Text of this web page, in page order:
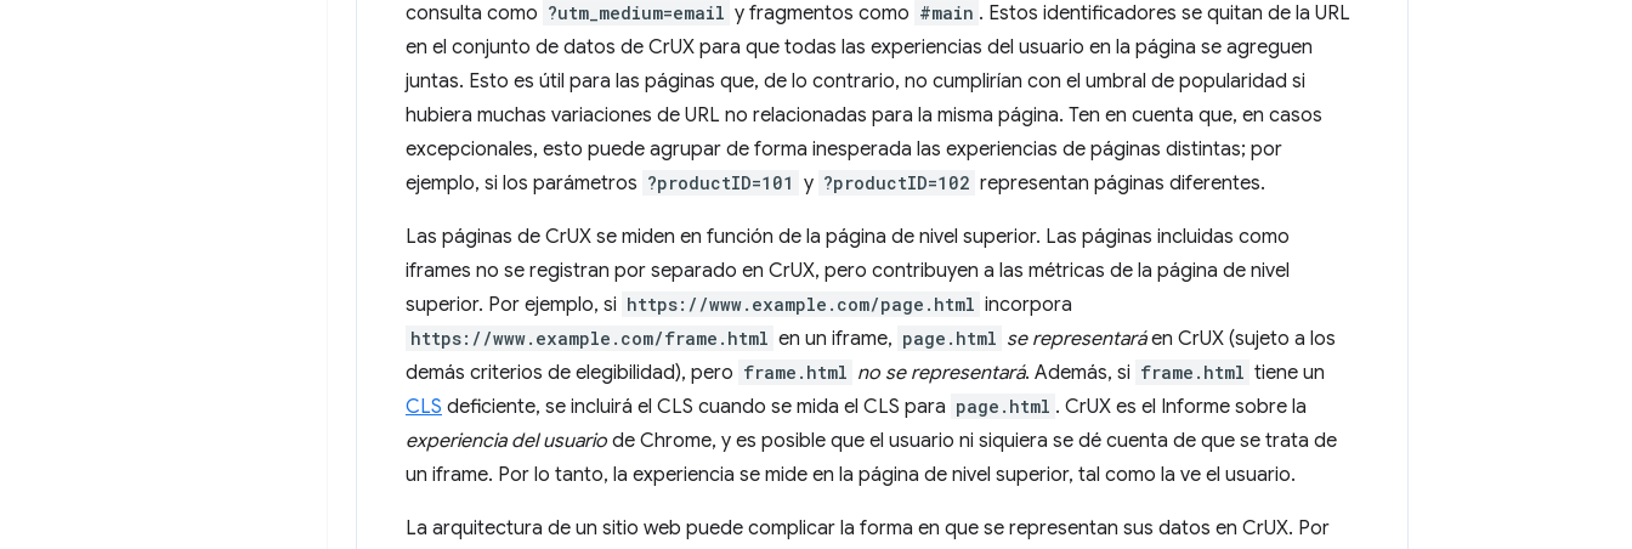
consulta como ?utm_medium=email y fragmentos como #main . Estos identificadores se quitan de la URL
en el conjunto de datos de CrUX para que todas las experiencias del usuario en la página se agreguen
juntas. Esto es útil para las páginas que, de lo contrario, no cumplirían con el umbral de popularidad si
hubiera muchas variaciones de URL no relacionadas para la misma página. Ten en cuenta que, en casos
excepcionales, esto puede agrupar de forma inesperada las experiencias de páginas distintas; por
ejemplo, si los parámetros ?productID=101 y ?productID=102 representan páginas diferentes.
Las páginas de CrUX se miden en función de la página de nivel superior. Las páginas incluidas como
iframes no se registran por separado en CrUX, pero contribuyen a las métricas de la página de nivel
superior. Por ejemplo, si https://www.example.com/page.html incorpora
https://www.example.com/frame.html en un iframe, page.html se representaráen CrUX (sujeto a los
demás criterios de elegibilidad), pero frame.html no se representará. Además, si frame.html tiene un
CLS deficiente, se incluirá el CLS cuando se mida el CLS para page.html . CrUX es el Informe sobre la
experiencia del usuario de Chrome, y es posible que el usuario ni siquiera se dé cuenta de que se trata de
un iframe. Por lo tanto, la experiencia se mide en la página de nivel superior, tal como la ve el usuario.
La arquitectura de un sitio web puede complicar la forma en que se representan sus datos en CrUX. Por